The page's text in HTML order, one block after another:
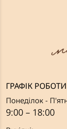
ГРАФІК РОБОТИ
Понеділок -
9:00 – 18:00